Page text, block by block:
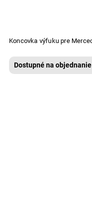
Dostupné na objednanie